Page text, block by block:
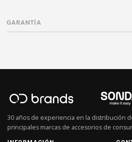
GARANTÍA
30 años de experiencia en la distribución
principales marcas de accesorios de